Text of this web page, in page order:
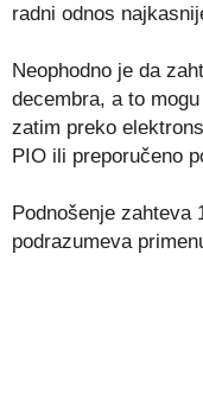
radni odnos
Neophodno je da
decembra, a to
zatim preko
PIO ili preporučeno
Podnošenje zahteva
podrazumeva